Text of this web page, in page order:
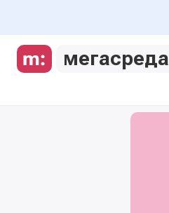
мегасреда